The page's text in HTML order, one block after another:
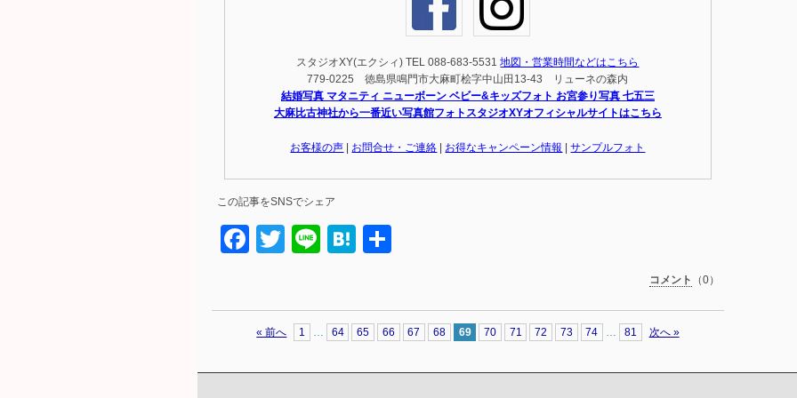
スタジオXY(エクシィ) TEL 088-683-5531地図・営業時間などはこちら
779-0225 徳島県鳴門市大麻町桧字中山田13-43 リューネの森内
結婚写真 マタニティ ニューボーン ベビー&キッズフォト お宮参り写真 七五三
大麻比古神社から一番近い写真館フォトスタジオXYオフィシャルサイトはこちら
お客様の声 | お問合せ・ご連絡 | お得なキャンペーン情報 |サンプルフォト
この記事をSNSでシェア
Facebook
TwitterLineHatena
コメント （0）
« 前へ 1 64 65 66 67 68 69 70 71 72 73 74 81 次へ »